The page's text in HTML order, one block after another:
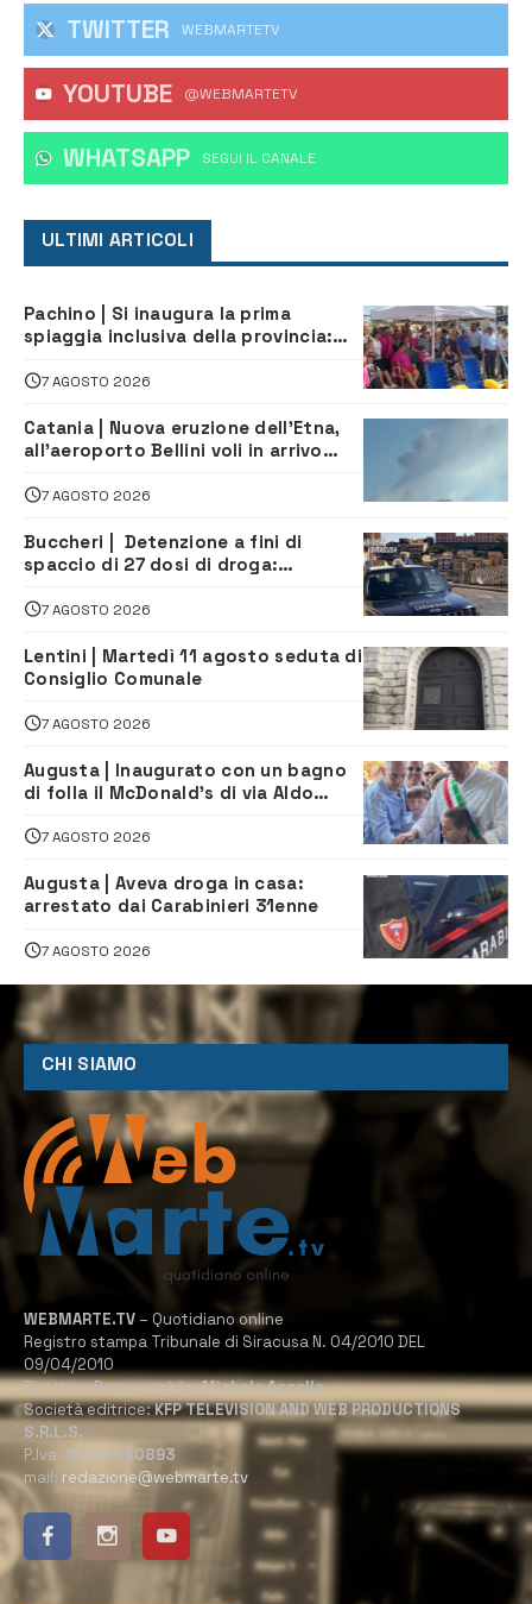
TWITTER WEBMARTETV
YOUTUBE @WEBMARTETV
WHATSAPP ‎SEGUI IL CANALE
ULTIMI ARTICOLI
Pachino | Si inaugura la prima
spiaggia inclusiva della provincia:
tutti
7 AGOSTO 2026
Catania | Nuova eruzione dell’Etna,
all’aeroporto Bellini voli in arrivo
7 AGOSTO 2026
Buccheri | Detenzione a fini di
spaccio di 27 dosi di droga:
7 AGOSTO 2026
Lentini | Martedì 11 agosto seduta di
Consiglio Comunale
7 AGOSTO 2026
Augusta | Inaugurato con un bagno
di folla il McDonald’s di via Aldo
7 AGOSTO 2026
Augusta | Aveva droga in casa:
arrestato dai Carabinieri 31enne
7 AGOSTO 2026
CHI SIAMO
WEBMARTE.TV – Quotidiano online
Registro stampa Tribunale di Siracusa N. 04/2010 DEL
09/04/2010
Direttore Responsabile:Michele Accolla
Società editrice:KFP TELEVISION AND WEB PRODUCTIONS
S.R.L.S.
P.Iva: 02184950893
mail: redazione@webmarte.tv